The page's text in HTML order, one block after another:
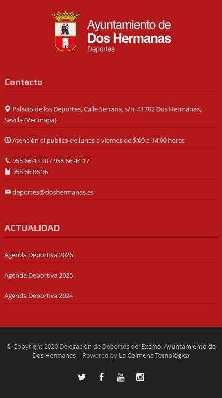
Contacto
Palacio de los Deportes, Calle Serrana, s/n, 41702 Dos Hermanas,
Sevilla (Ver mapa)
Atención al publico de lunes a viernes de 9:00 a 14:00 horas
955 66 43 20/955 66 44 17
955 66 06 96
deportes@doshermanas.es
ACTUALIDAD
Agenda Deportiva 2026
Agenda Deportiva 2025
Agenda Deportiva 2024
© Copyright 2020 Delegación de Deportes del Excmo. Ayuntamiento de
Dos Hermanas | Powered by La Colmena Tecnológica